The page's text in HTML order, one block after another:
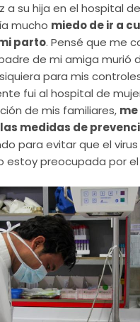
a su hija en el hospital
mucho miedo de ir a
parto. Pensé que me
padre de mi amiga murió
para mis
fui al hospital de
de mis familiares,
medidas de
para evitar que el virus
estoy preocupada por el